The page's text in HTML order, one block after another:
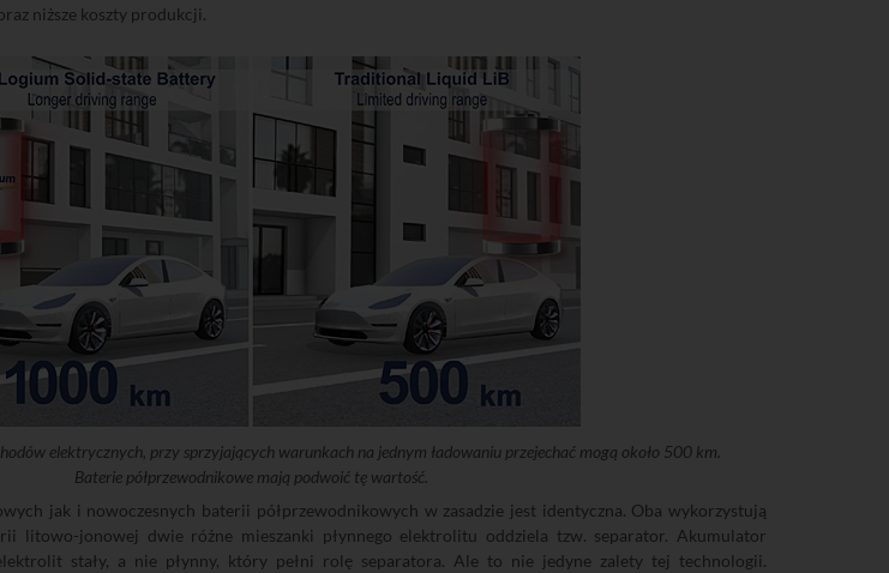
niższe koszty produkcji.
elektrycznych, przy sprzyjających warunkach na jednym ładowaniu przejechać mogą około 500 km.
Baterie półprzewodnikowe mają podwoić tę wartość.
jak i nowoczesnych baterii półprzewodnikowych w zasadzie jest identyczna. Oba wykorzystują
litowo-jonowej dwie różne mieszanki płynnego elektrolitu oddziela tzw. separator. Akumulator
stały, a nie płynny, który pełni rolę separatora. Ale to nie jedyne zalety tej technologii.